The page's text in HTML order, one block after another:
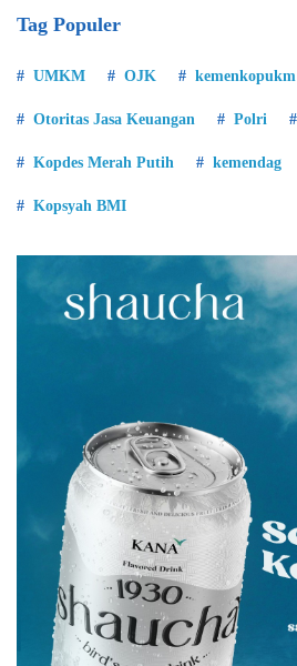
Tag Populer
UMKM OJK kemenkopukm
Otoritas Jasa Keuangan Polri
Kopdes Merah Putih kemendag
Kopsyah BMI